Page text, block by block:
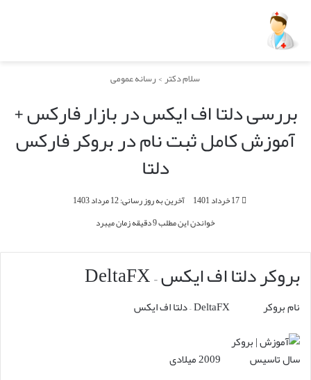
سلام دکتر>رسانه عمومی
بررسی دلتا اف ایکس در بازار فارکس +
آموزش کامل ثبت نام در بروکر فارکس
دلتا
17 خرداد 1401
آخرین به روز رسانی: 12 مرداد 1403
خواندن این مطلب 9 دقیقه زمان میبرد
بروکر دلتا اف ایکس – DeltaFX
نام بروکر DeltaFX – دلتا اف ایکس
سال تاسیس 2009 میلادی